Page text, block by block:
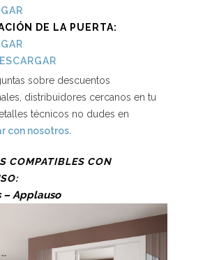
DE LA PUERTA:
sobre descuentos
distribuidores cercanos en tu
técnicos no dudes en
con nosotros.
COMPATIBLES CON
– Applauso